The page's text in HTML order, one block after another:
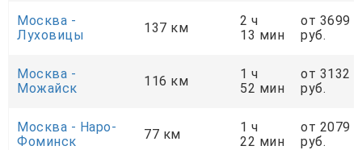
Москва -
Луховицы
137 км
2 ч
13 мин
от 3699
руб.
Москва -
Можайск
116 км
1 ч
52 мин
от 3132
руб.
Москва - Наро-
Фоминск
77 км
1 ч
22 мин
от 2079
руб.